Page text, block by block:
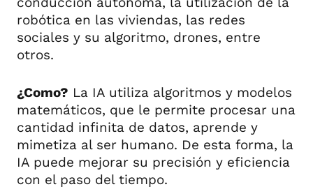
robótica en las viviendas, las redes
sociales y su algoritmo, drones, entre
otros.
¿Como? La IA utiliza algoritmos y modelos
matemáticos, que le permite procesar una
cantidad infinita de datos, aprende y
mimetiza al ser humano. De esta forma, la
IA puede mejorar su precisión y eficiencia
con el paso del tiempo.